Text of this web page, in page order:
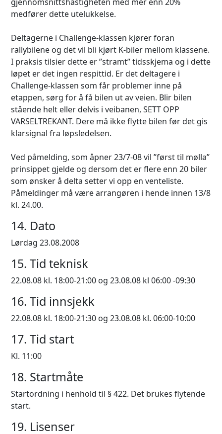
medfører dette utelukkelse.
Deltagerne i Challenge-klassen kjører foran
rallybilene og det vil bli kjørt K-biler mellom klassene.
I praksis tilsier dette er ”stramt” tidsskjema og i dette
løpet er det ingen respittid. Er det deltagere i
Challenge-klassen som får problemer inne på
etappen, sørg for å få bilen ut av veien. Blir bilen
stående helt eller delvis i veibanen, SETT OPP
VARSELTREKANT. Dere må ikke flytte bilen før det gis
klarsignal fra løpsledelsen.
Ved påmelding, som åpner 23/7-08 vil ”først til mølla”
prinsippet gjelde og dersom det er flere enn 20 biler
som ønsker å delta setter vi opp en venteliste.
Påmeldinger må være arrangøren i hende innen 13/8
kl. 24.00.
14. Dato
Lørdag 23.08.2008
15. Tid teknisk
22.08.08 kl. 18:00-21:00 og 23.08.08 kl 06:00 -09:30
16. Tid innsjekk
22.08.08 kl. 18:00-21:30 og 23.08.08 kl. 06:00-10:00
17. Tid start
Kl. 11:00
18. Startmåte
Startordning i henhold til § 422. Det brukes flytende
start.
19. Lisenser